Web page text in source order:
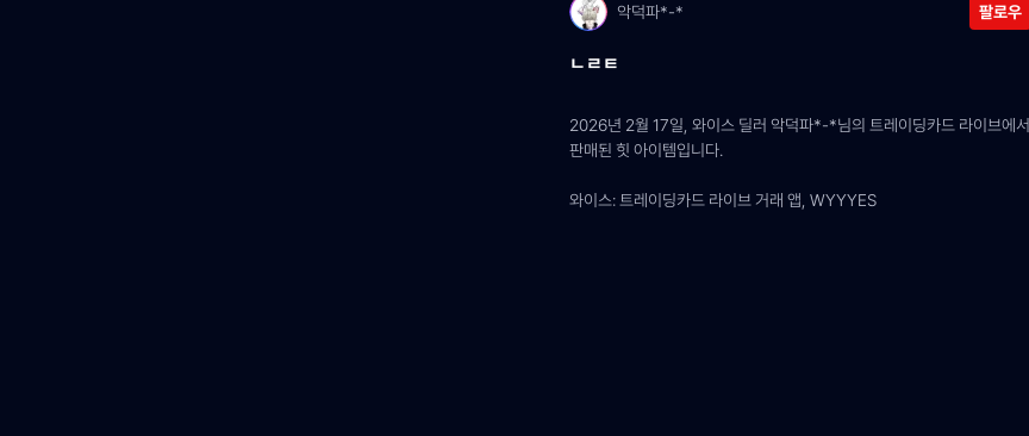
악덕파*-* 팔로우
ㄴㄹㅌ
2026년 2월 17일, 와이스 딜러 악덕파*-*님의 트레이딩카드 라이브에서
판매된 힛 아이템입니다.
와이스: 트레이딩카드 라이브 거래 앱, WYYYES